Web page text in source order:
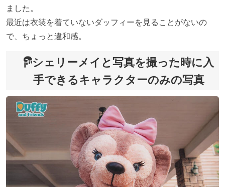
ました。
最近は衣装を着ていないダッフィーを見ることがないの
で、ちょっと違和感。
シェリーメイと写真を撮った時に入
手できるキャラクターのみの写真